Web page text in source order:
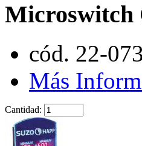
Microswitch
cód. 22-
Más
Cantidad: